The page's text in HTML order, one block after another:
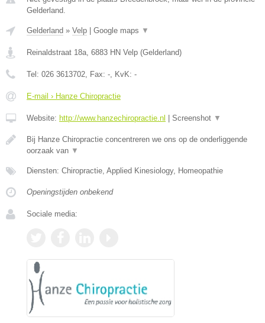
Gelderland.
Gelderland » Velp | Google maps ▼
Reinaldstraat 18a 6883 HN Velp (Gelderland)
Tel: 026 3613702 , Fax: - , KvK: -
E-mail › Hanze Chiropractie
Website: http://www.hanzechiropractie.nl | Screenshot ▼
Bij Hanze Chiropractie concentreren we ons op de onderliggende
oorzaak van ▼
Diensten: Chiropractie, Applied Kinesiology, Homeopathie
Openingstijden onbekend
Sociale media: